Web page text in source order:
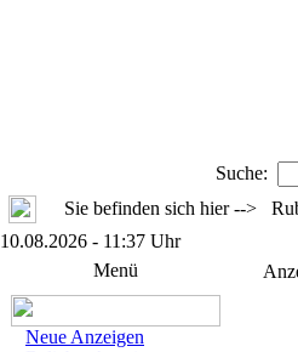
Suche:
Sie befinden sich hier -->
10.08.2026 - 11:37 Uhr
Menü
Neue Anzeigen